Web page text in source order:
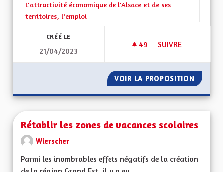
Filtrer les résultats de la catégorie : L'attractivité
L'attractivité économique de l'Alsace et de ses
territoires, l'emploi
CRÉÉ LE
21/04/2023
49 49 ABONNÉS
SUIVRE
VOIR LA PROPOSITION
Rétablir les zones de vacances scolaires
Wierscher
Parmi les inombrables effets négatifs de la création